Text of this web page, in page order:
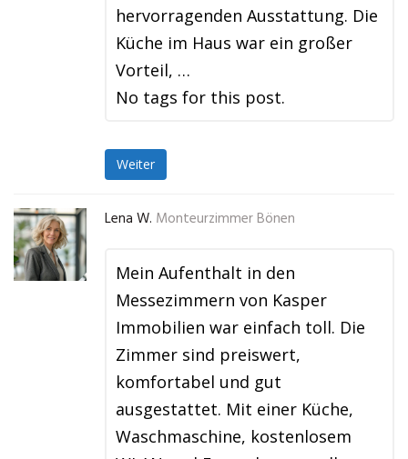
hervorragenden Ausstattung. Die
Küche im Haus war ein großer
Vorteil, …
No tags for this post.
Weiter
Lena W. Monteurzimmer Bönen
Mein Aufenthalt in den
Messezimmern von Kasper
Immobilien war einfach toll. Die
Zimmer sind preiswert,
komfortabel und gut
ausgestattet. Mit einer Küche,
Waschmaschine, kostenlosem